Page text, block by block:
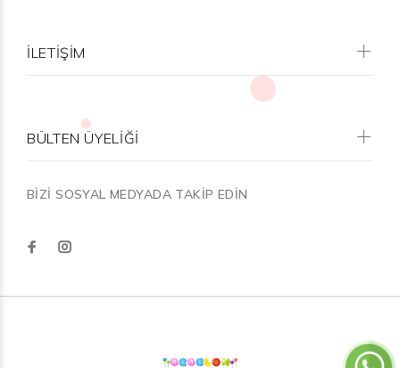
İLETİŞİM
BÜLTEN ÜYELİĞİ
BİZİ SOSYAL MEDYADA TAKİP EDİN